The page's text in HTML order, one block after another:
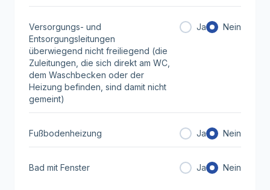
Versorgungs- und
Entsorgungsleitungen
überwiegend nicht freiliegend (die
Zuleitungen, die sich direkt am WC,
dem Waschbecken oder der
Heizung befinden, sind damit nicht
gemeint)
Ja Nein
Fußbodenheizung Ja Nein
Bad mit Fenster Ja Nein